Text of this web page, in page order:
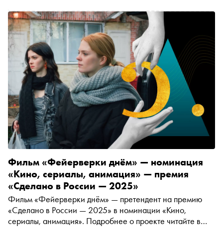
грустным фильмом. После премьеры мы поговорили с
режиссёром и сценаристом «Фейерверков» Ниной
Воловой (запомните это имя!) о том, как на неё повлиял
опыт работы в документальном кино, параллелях с
Чеховым и импровизации
Фильм «Фейерверки днём» — номинация
«Кино, сериалы, анимация» — премия
«Сделано в России — 2025»
Фильм «Фейерверки днём» — претендент на премию
«Сделано в России — 2025» в номинации «Кино,
сериалы, анимация». Подробнее о проекте читайте в